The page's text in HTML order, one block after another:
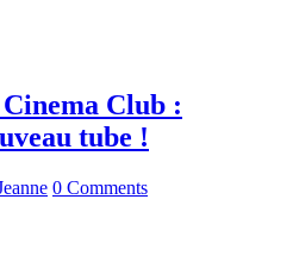
Club :
tube !
0 Comments